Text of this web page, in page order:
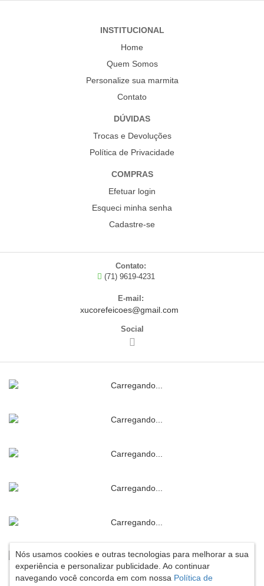
INSTITUCIONAL
Home
Quem Somos
Personalize sua marmita
Contato
DÚVIDAS
Trocas e Devoluções
Política de Privacidade
COMPRAS
Efetuar login
Esqueci minha senha
Cadastre-se
Contato:
(71) 9619-4231
E-mail:
xucorefeicoes@gmail.com
Social
Nós usamos cookies e outras tecnologias para melhorar a sua
experiência e personalizar publicidade. Ao continuar
navegando você concorda em com nossa Política de